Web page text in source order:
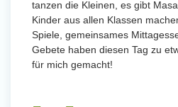
tanzen die Kleinen, es gibt
Kinder aus allen Klassen
Spiele, gemeinsames
Gebete haben diesen Tag zu
für mich gemacht!